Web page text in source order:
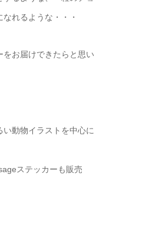
れるような・・・
をお届けできたらと思い
動物イラストを中心に
ステッカーも販売